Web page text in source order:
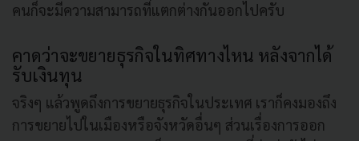
คนก็จะมีความสามารถที่แตกต่างกันออกไปครับ
คาดว่าจะขยายธุรกิจในทิศทางไหน หลังจากได้
รับเงินทุน
จริงๆ แล้วพูดถึงการขยายธุรกิจในประเทศ เราก็คงมองถึง
การขยายไปในเมืองหรือจังหวัดอื่นๆ ส่วนเรื่องการออก